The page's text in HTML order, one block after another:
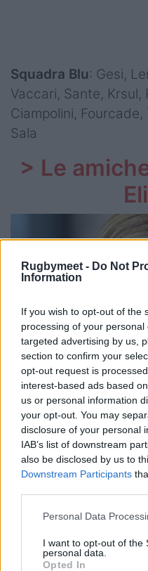
Rugbymeet - Do Not
Information
If you wish to opt-out of the
processing of your
targeted advertising by us,
section to confirm your
opt-out request is
interest-based ads based
us or personal information
your opt-out. You may
disclosure of your personal
IAB’s list of downstream
also be disclosed by us to
Downstream Participants
Personal Data
I want to opt-out of the
personal data.
Opted In
Squadra Blu: Gesi,
Vaccari, Sante, Krsul,
Ciampolini,
Sala
> Le